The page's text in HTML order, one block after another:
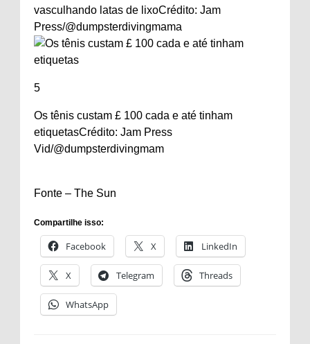
vasculhando latas de lixoCrédito: Jam
Press/@dumpsterdivingmama
5
Os tênis custam £ 100 cada e até tinham
etiquetasCrédito: Jam Press
Vid/@dumpsterdivingmam
Fonte – The Sun
Compartilhe isso:
Facebook X LinkedIn
X Telegram Threads
WhatsApp